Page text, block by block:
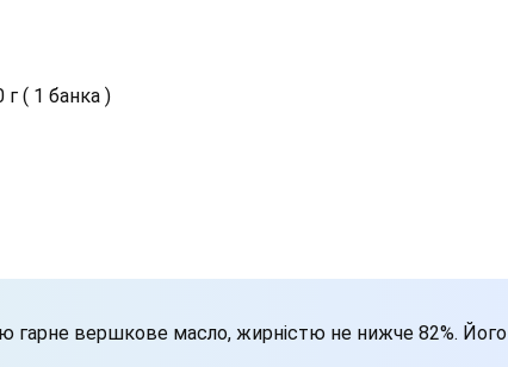
( 1 банка )
гарне вершкове масло, жирністю не нижче 82%. Його